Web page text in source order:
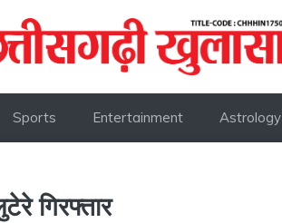
Sports Entertainment Astrology
गिरफ्तार